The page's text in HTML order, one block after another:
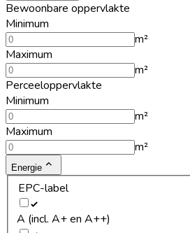
Bewoonbare oppervlakte
Minimum
m²
Maximum
m²
Perceeloppervlakte
Minimum
m²
Maximum
m²
Energie
EPC-label
A (incl. A+ en A++)